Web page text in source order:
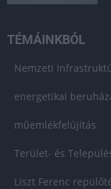
TÉMÁINKBÓL
Nemzeti
energetikai
műemlékfelújítás
Terület- és
Liszt Ferenc